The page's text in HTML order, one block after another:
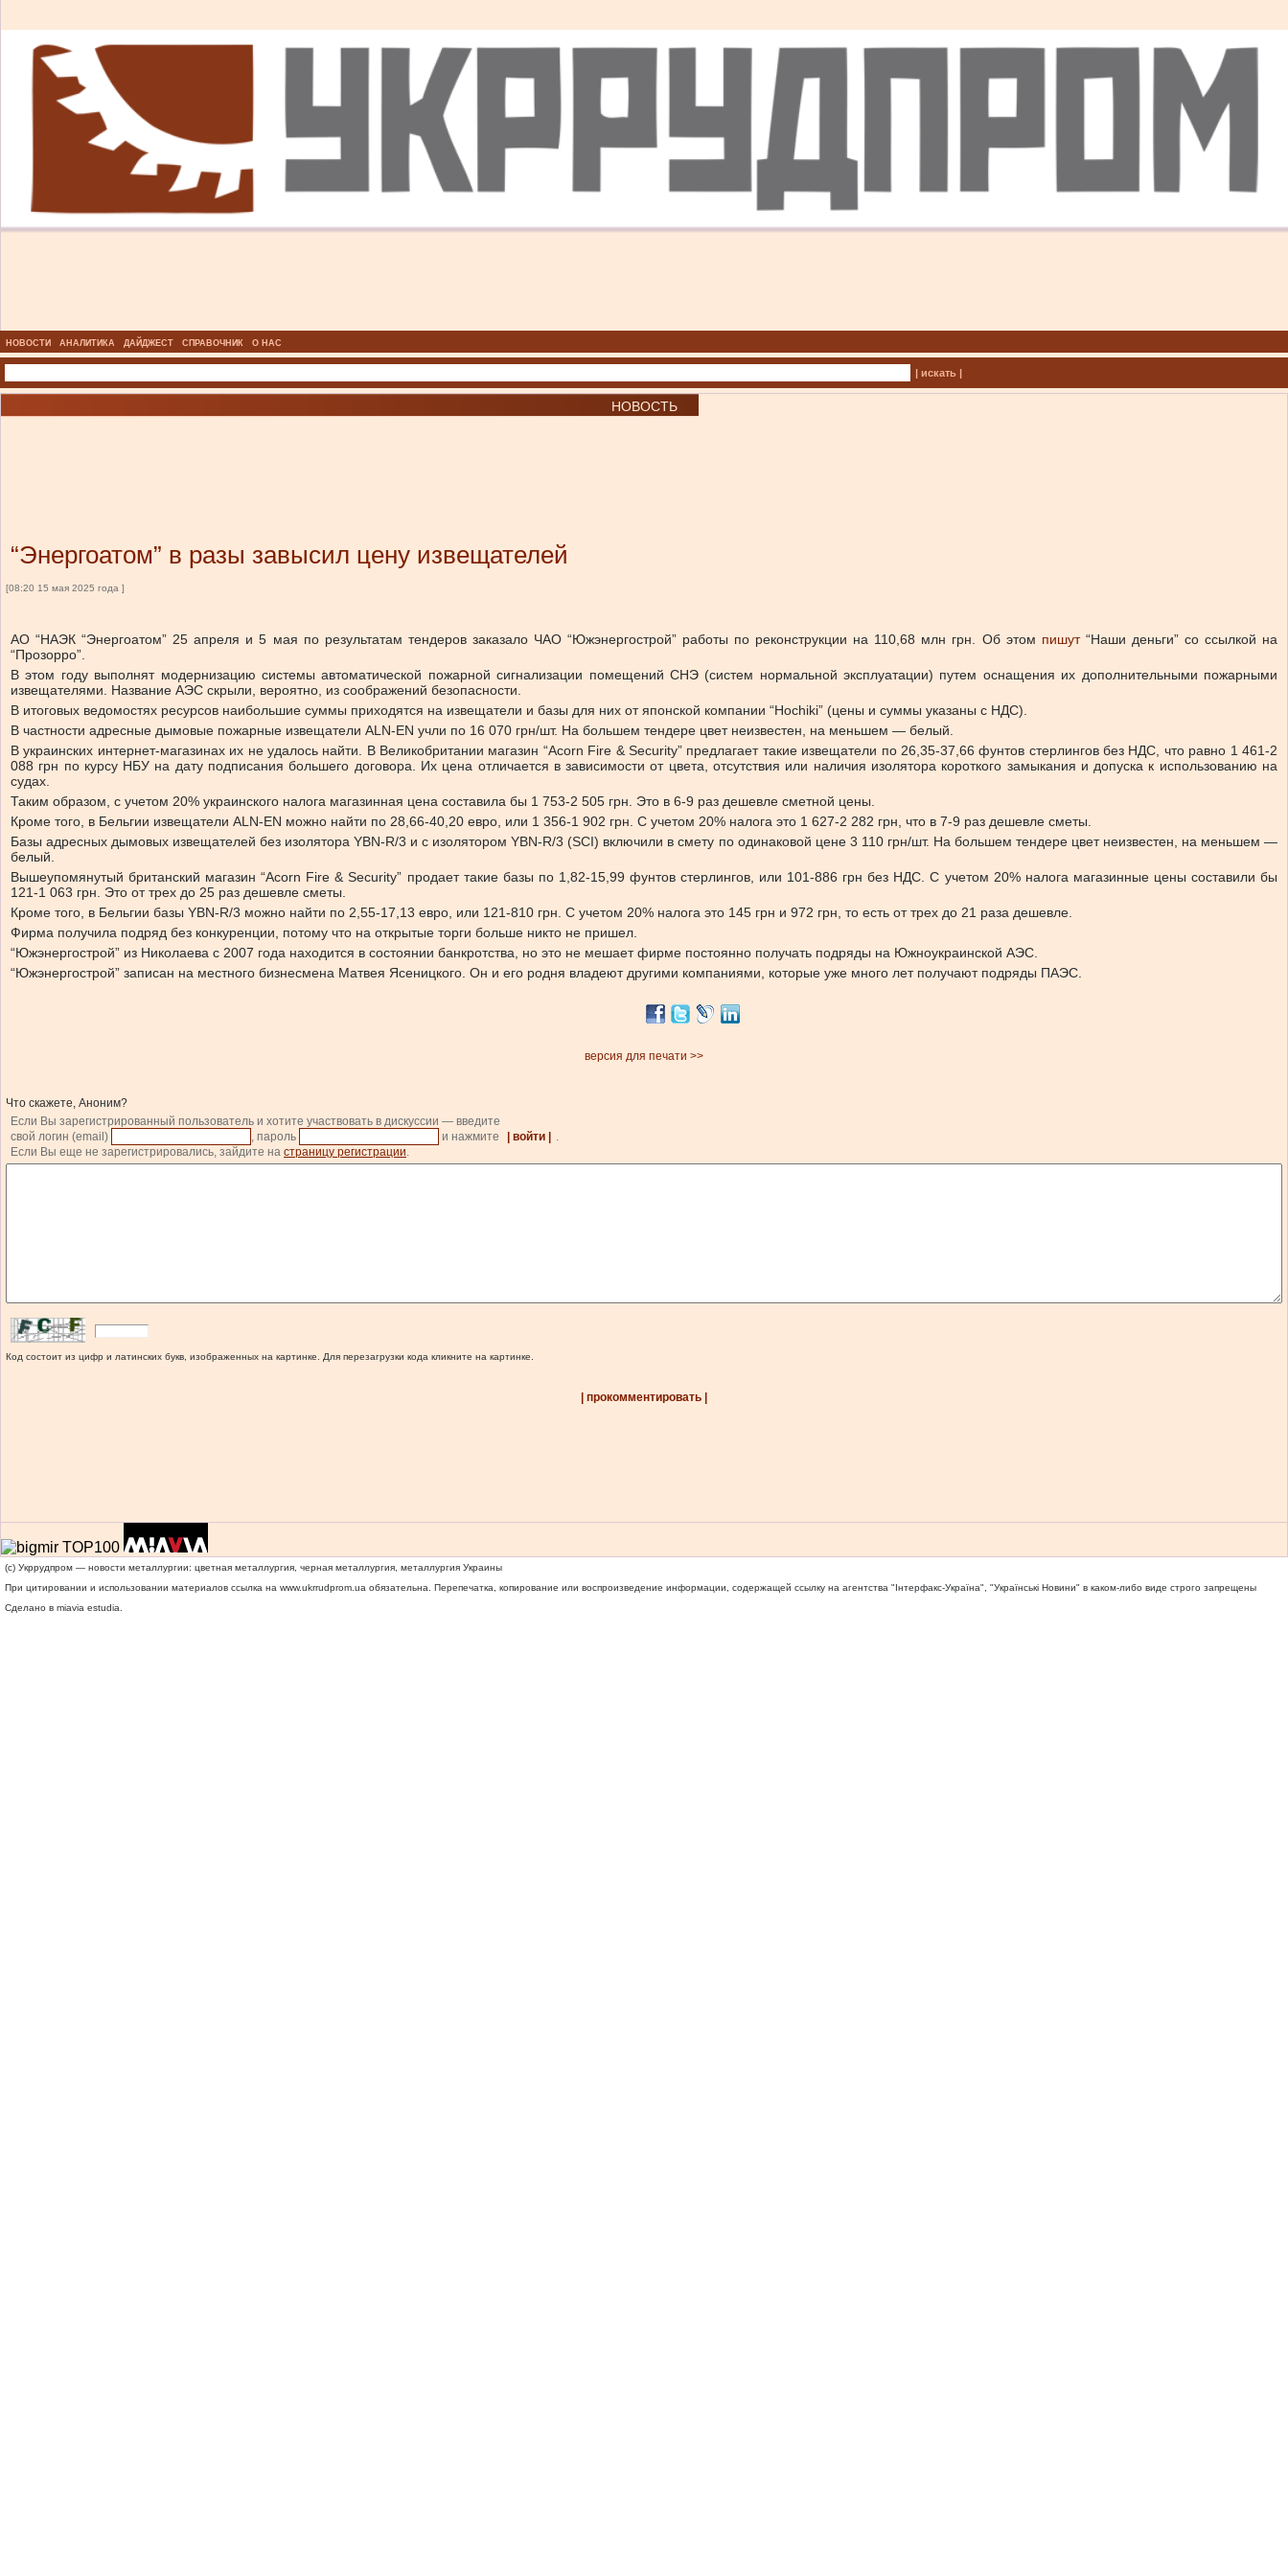
НОВОСТИ АНАЛИТИКА ДАЙДЖЕСТ СПРАВОЧНИК О НАС
| искать |
НОВОСТЬ
“Энергоатом” в разы завысил цену извещателей
[08:20 15 мая 2025 года ]
АО “НАЭК “Энергоатом” 25 апреля и 5 мая по результатам тендеров заказало ЧАО “Южэнергострой” работы по реконструкции на 110,68 млн грн. Об этом пишут “Наши деньги” со ссылкой на
“Прозорро”.
В этом году выполнят модернизацию системы автоматической пожарной сигнализации помещений СНЭ (систем нормальной эксплуатации) путем оснащения их дополнительными пожарными
извещателями. Название АЭС скрыли, вероятно, из соображений безопасности.
В итоговых ведомостях ресурсов наибольшие суммы приходятся на извещатели и базы для них от японской компании “Hochiki” (цены и суммы указаны с НДС).
В частности адресные дымовые пожарные извещатели ALN-EN учли по 16 070 грн/шт. На большем тендере цвет неизвестен, на меньшем — белый.
В украинских интернет-магазинах их не удалось найти. В Великобритании магазин “Acorn Fire & Security” предлагает такие извещатели по 26,35-37,66 фунтов стерлингов без НДС, что равно 1 461-2
088 грн по курсу НБУ на дату подписания большего договора. Их цена отличается в зависимости от цвета, отсутствия или наличия изолятора короткого замыкания и допуска к использованию на
судах.
Таким образом, с учетом 20% украинского налога магазинная цена составила бы 1 753-2 505 грн. Это в 6-9 раз дешевле сметной цены.
Кроме того, в Бельгии извещатели ALN-EN можно найти по 28,66-40,20 евро, или 1 356-1 902 грн. С учетом 20% налога это 1 627-2 282 грн, что в 7-9 раз дешевле сметы.
Базы адресных дымовых извещателей без изолятора YBN-R/3 и с изолятором YBN-R/3 (SCI) включили в смету по одинаковой цене 3 110 грн/шт. На большем тендере цвет неизвестен, на меньшем —
белый.
Вышеупомянутый британский магазин “Acorn Fire & Security” продает такие базы по 1,82-15,99 фунтов стерлингов, или 101-886 грн без НДС. С учетом 20% налога магазинные цены составили бы
121-1 063 грн. Это от трех до 25 раз дешевле сметы.
Кроме того, в Бельгии базы YBN-R/3 можно найти по 2,55-17,13 евро, или 121-810 грн. С учетом 20% налога это 145 грн и 972 грн, то есть от трех до 21 раза дешевле.
Фирма получила подряд без конкуренции, потому что на открытые торги больше никто не пришел.
“Южэнергострой” из Николаева с 2007 года находится в состоянии банкротства, но это не мешает фирме постоянно получать подряды на Южноукраинской АЭС.
“Южэнергострой” записан на местного бизнесмена Матвея Ясеницкого. Он и его родня владеют другими компаниями, которые уже много лет получают подряды ПАЭС.
версия для печати >>
Что скажете, Аноним?
Если Вы зарегистрированный пользователь и хотите участвовать в дискуссии — введите
свой логин (email)
, пароль и нажмите | войти |
.
Если Вы еще не зарегистрировались, зайдите на страницу регистрации.
Код состоит из цифр и латинских букв, изображенных на картинке. Для перезагрузки кода кликните на картинке.
| прокомментировать |
(c) Укррудпром — новости металлургии: цветная металлургия, черная металлургия, металлургия Украины
При цитировании и использовании материалов ссылка на www.ukrrudprom.ua обязательна. Перепечатка, копирование или воспроизведение информации, содержащей ссылку на агентства "Iнтерфакс-Україна", "Українськi Новини" в каком-либо виде строго запрещены
Сделано в miavia estudia.